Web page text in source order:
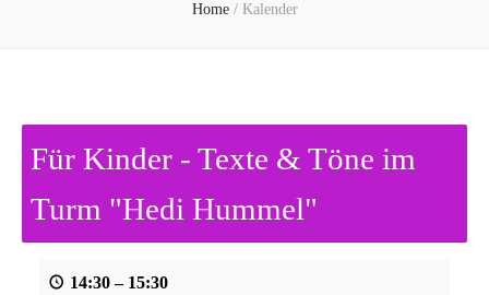
Home / Kalender
Für Kinder - Texte & Töne im
Turm "Hedi Hummel"
14:30 – 15:30